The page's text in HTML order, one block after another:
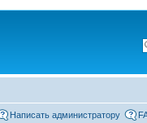
Написать администратору